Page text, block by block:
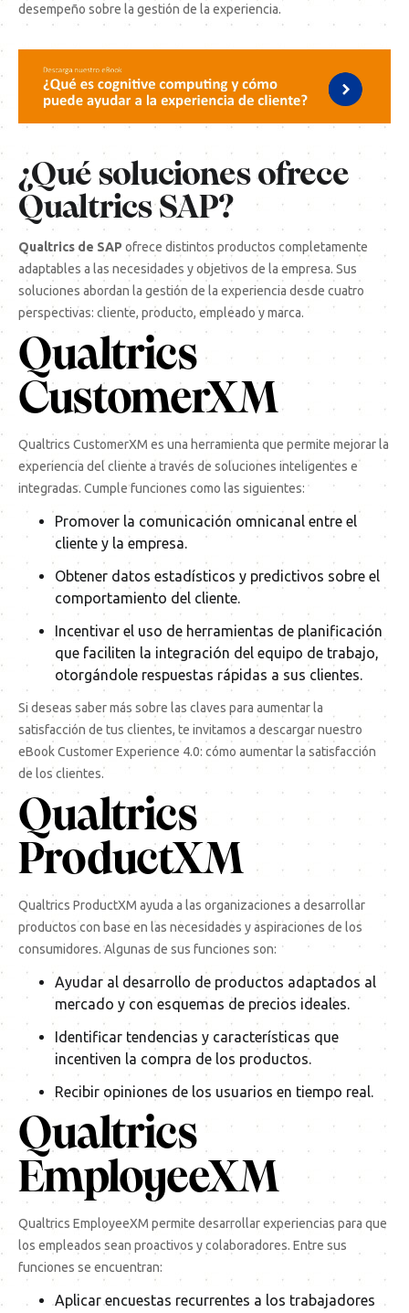
desempeño sobre la gestión de la experiencia.
¿Qué soluciones ofrece
Qualtrics SAP?
Qualtrics de SAP ofrece distintos productos completamente
adaptables a las necesidades y objetivos de la empresa. Sus
soluciones abordan la gestión de la experiencia desde cuatro
perspectivas: cliente, producto, empleado y marca.
Qualtrics
CustomerXM
Qualtrics CustomerXM es una herramienta que permite mejorar la
experiencia del cliente a través de soluciones inteligentes e
integradas. Cumple funciones como las siguientes:
Promover la comunicación omnicanal entre el
cliente y la empresa.
Obtener datos estadísticos y predictivos sobre el
comportamiento del cliente.
Incentivar el uso de herramientas de planificación
que faciliten la integración del equipo de trabajo,
otorgándole respuestas rápidas a sus clientes.
Si deseas saber más sobre las claves para aumentar la
satisfacción de tus clientes, te invitamos a descargar nuestro
eBook Customer Experience 4.0: cómo aumentar la satisfacción
de los clientes.
Qualtrics
ProductXM
Qualtrics ProductXM ayuda a las organizaciones a desarrollar
productos con base en las necesidades y aspiraciones de los
consumidores. Algunas de sus funciones son:
Ayudar al desarrollo de productos adaptados al
mercado y con esquemas de precios ideales.
Identificar tendencias y características que
incentiven la compra de los productos.
Recibir opiniones de los usuarios en tiempo real.
Qualtrics
EmployeeXM
Qualtrics EmployeeXM permite desarrollar experiencias para que
los empleados sean proactivos y colaboradores. Entre sus
funciones se encuentran:
Aplicar encuestas recurrentes a los trabajadores